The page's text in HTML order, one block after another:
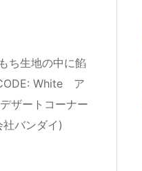
ち生地の中に餡
White ア
ザートコーナー
バンダイ)